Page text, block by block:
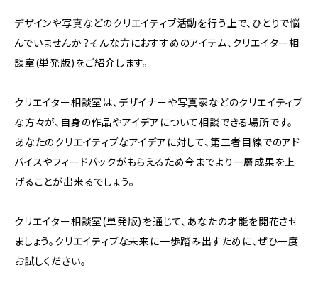
デザインや写真などのクリエイティブ活動を行う上で、ひとりで悩
んでいませんか？そんな方におすすめのアイテム、クリエイター相
談室(単発版)をご紹介します。
クリエイター相談室は、デザイナーや写真家などのクリエイティブ
な方々が、自身の作品やアイデアについて相談できる場所です。
あなたのクリエイティブなアイデアに対して、第三者目線でのアド
バイスやフィードバックがもらえるため今までより一層成果を上
げることが出来るでしょう。
クリエイター相談室(単発版)を通じて、あなたの才能を開花させ
ましょう。クリエイティブな未来に一歩踏み出すために、ぜひ一度
お試しください。